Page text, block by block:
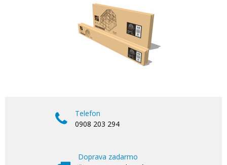
Telefon
0908 203 294
Doprava zadarmo